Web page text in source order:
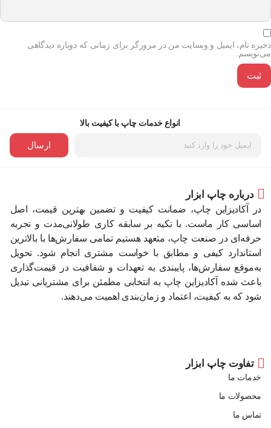
ذخیره نام، ایمیل و وبسایت من در مرورگر برای زمانی که دوباره دیدگاهی
می‌نویسم.
انواع خدمات چاپ با کیفیت بالا
ارسال
درباره چاپ ابزار
در آکادیزاین چاپ، ضمانت کیفیت و تضمین بهترین قیمت، اصل
اساسی کار ماست. با تکیه بر سابقه کاری طولانی‌مدت و تجربه
حرفه‌ای در صنعت چاپ، متعهد هستیم تمامی سفارش‌ها با بالاترین
استاندارد کیفی و مطابق با خواست مشتری انجام شود. تحویل
به‌موقع سفارش‌ها، پایبندی به تعهدات و شفافیت در قیمت‌گذاری
باعث شده آکادیزاین چاپ به انتخابی مطمئن برای مشتریانی تبدیل
شود که به کیفیت، اعتماد و زمان‌بندی اهمیت می‌دهند.
تفاوت چاپ ابزار
خدمات ما
محصولات ما
تماس ما